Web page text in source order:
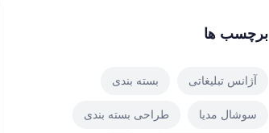
برچسب ها
آژانس تبلیغاتی بسته بندی
سوشال مدیا طراحی بسته بندی